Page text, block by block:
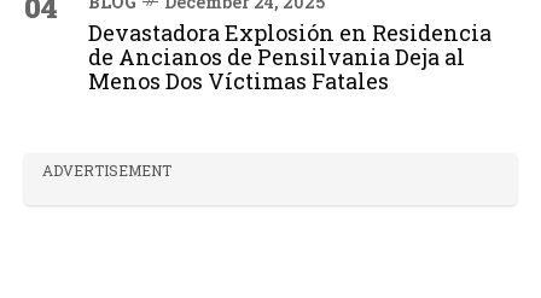
Devastadora Explosión en Residencia
de Ancianos de Pensilvania Deja al
Menos Dos Víctimas Fatales
ADVERTISEMENT